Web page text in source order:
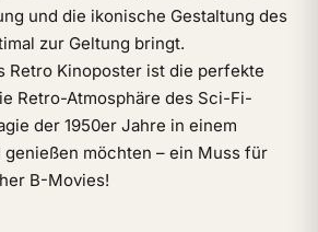
und die ikonische Gestaltung des
zur Geltung bringt.
Retro Kinoposter ist die perfekte
Retro-Atmosphäre des Sci-Fi-
der 1950er Jahre in einem
möchten – ein Muss für
B-Movies!